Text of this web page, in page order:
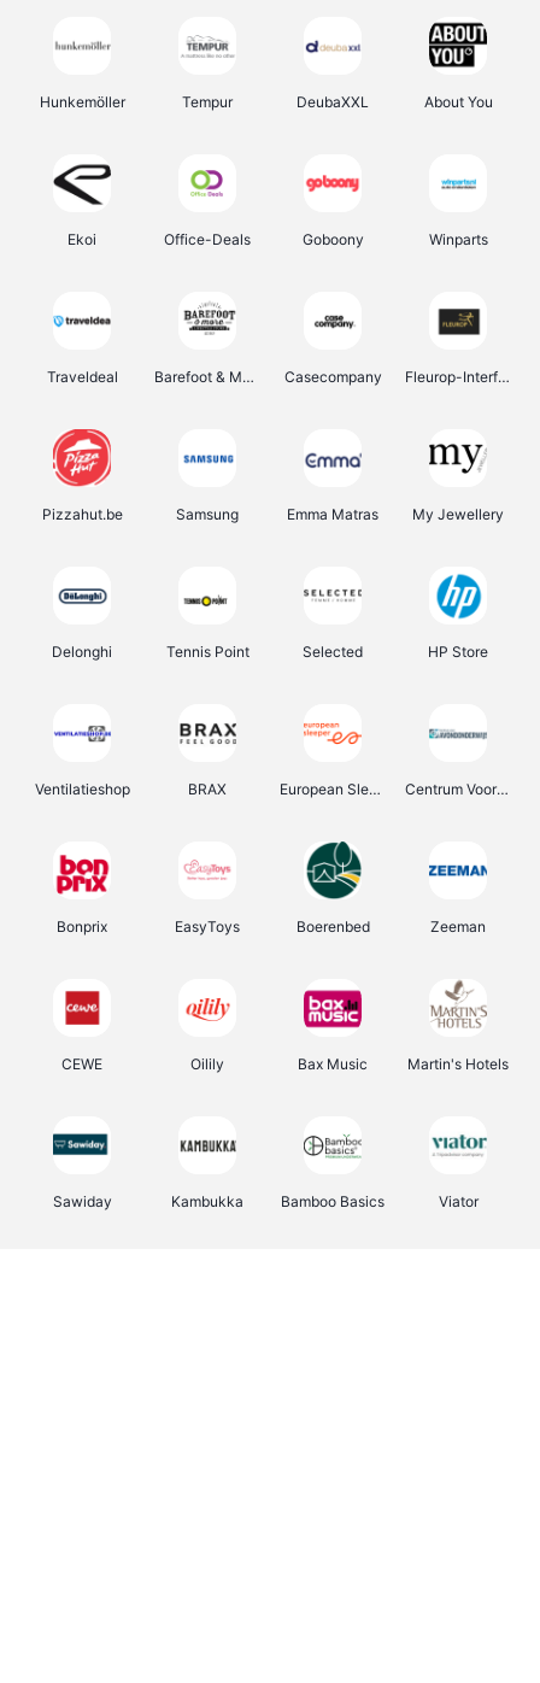
Hunkemöller Tempur DeubaXXL About You
Ekoi Office-Deals Goboony Winparts
Traveldeal Barefoot & More Casecompany Fleurop-Interflora
Pizzahut.be Samsung Emma Matras My Jewellery
Delonghi Tennis Point Selected HP Store
Ventilatieshop BRAX European Sleeper Centrum Voor Avondonderwijs
Bonprix EasyToys Boerenbed Zeeman
CEWE Oilily Bax Music Martin's Hotels
Sawiday Kambukka Bamboo Basics Viator